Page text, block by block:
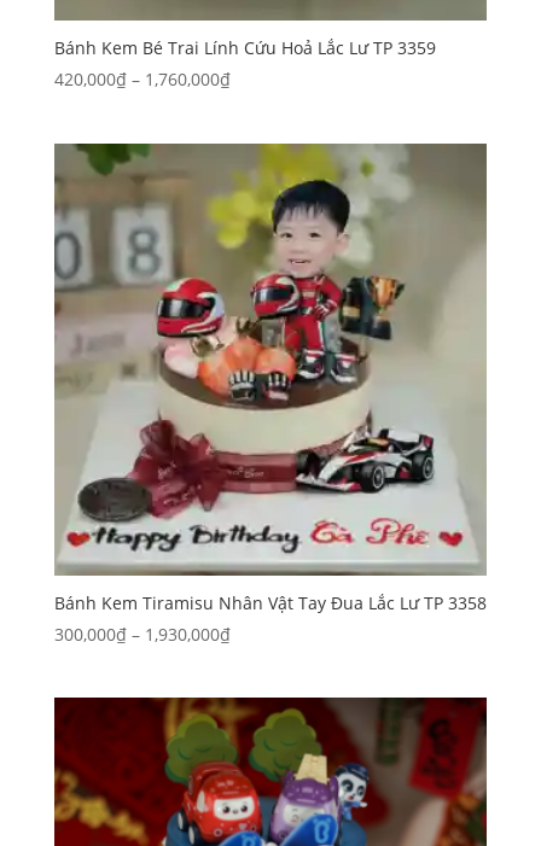
Bánh Kem Bé Trai Lính Cứu Hoả Lắc Lư TP 3359
420,000₫ – 1,760,000₫Khoảng
420,000₫
đến
1,760,000₫
Bánh Kem Tiramisu Nhân Vật Tay Đua Lắc Lư TP 3358
300,000₫ – 1,930,000₫Khoảng
300,000₫
đến
1,930,000₫